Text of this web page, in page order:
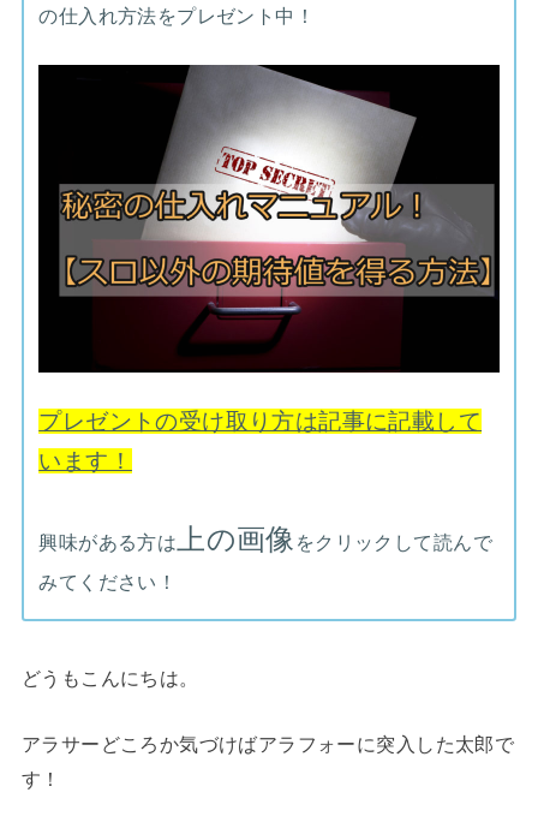
の仕入れ方法をプレゼント中！
プレゼントの受け取り方は記事に記載して
います！
興味がある方は 上の画像 をクリックして読んで
みてください！
どうもこんにちは。
アラサーどころか気づけばアラフォーに突入した太郎で
す！